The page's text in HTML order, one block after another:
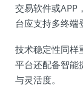
交易软件或APP
台应支持多终端
技术稳定性同样
平台还配备智能
与灵活度。